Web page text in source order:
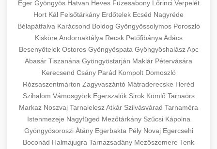
Eger Gyöngyös Hatvan Heves Füzesabony Lőrinci Verpelét
Hort Kál Felsőtárkány Erdőtelek Ecséd Nagyréde
Bélapátfalva Karácsond Boldog Gyöngyössolymos Poroszló
Kisköre Andornaktálya Recsk Petőfibánya Adács
Besenyőtelek Ostoros Gyöngyöspata Gyöngyöshalász Apc
Abasár Tiszanána Gyöngyöstarján Maklár Pétervására
Kerecsend Csány Parád Kompolt Domoszló
Rózsaszentmárton Zagyvaszántó Mátraderecske Heréd
Szihalom Vámosgyörk Egerszalók Sirok Kömlő Tarnaörs
Markaz Noszvaj Tarnalelesz Atkár Szilvásvárad Tarnaméra
Istenmezeje Nagyfüged Mezőtárkány Szűcsi Kápolna
Gyöngyösoroszi Átány Egerbakta Pély Novaj Egercsehi
Boconád Halmajugra Tarnazsadány Mezőszemere Tenk